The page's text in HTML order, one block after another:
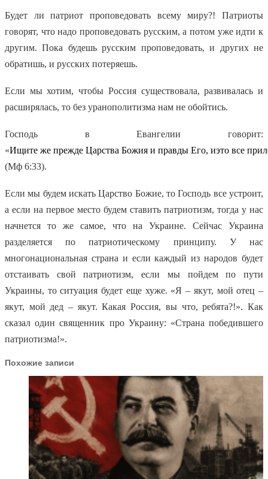
Будет ли патриот проповедовать всему миру?! Патриоты
говорят, что надо проповедовать русским, а потом уже идти к
другим. Пока будешь русским проповедовать, и других не
обратишь, и русских потеряешь.
Если мы хотим, чтобы Россия существовала, развивалась и
расширялась, то без уранополитизма нам не обойтись.
Господь в Евангелии говорит:
«Ищите же прежде Царства Божия и правды Его, иэто все
(Мф 6:33).
Если мы будем искать Царство Божие, то Господь все устроит,
а если на первое место будем ставить патриотизм, тогда у нас
начнется то же самое, что на Украине. Сейчас Украина
разделяется по патриотическому принципу. У нас
многонациональная страна и если каждый из народов будет
отстаивать свой патриотизм, если мы пойдем по пути
Украины, то ситуация будет еще хуже. «Я – якут, мой отец –
якут, мой дед – якут. Какая Россия, вы что, ребята?!». Как
сказал один священник про Украину: «Страна победившего
патриотизма!».
Похожие записи